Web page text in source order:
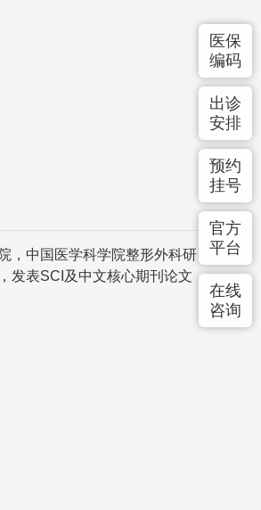
医保
编码
出诊
安排
预约
挂号
官方
平台
在线
咨询
，中国医学科学院整形外科研
发表SCI及中文核心期刊论文